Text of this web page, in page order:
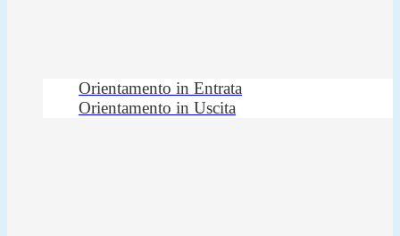
Orientamento in Entrata
Orientamento in Uscita